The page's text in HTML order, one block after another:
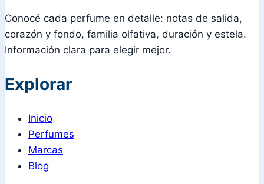
Conocé cada perfume en detalle: notas de salida,
corazón y fondo, familia olfativa, duración y estela.
Información clara para elegir mejor.
Explorar
Inicio
Perfumes
Marcas
Blog